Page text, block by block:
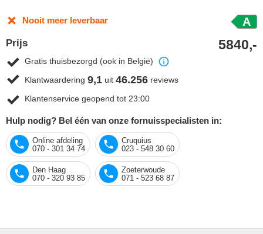
Nooit meer leverbaar A
Prijs 5840,-
Gratis thuisbezorgd (ook in België)
Klantwaardering 9,1 uit 46.256 reviews
Klantenservice geopend tot 23:00
Hulp nodig? Bel één van onze fornuisspecialisten in:
Online afdeling
070 - 301 34 74
Cruquius
023 - 548 30 60
Den Haag
070 - 320 93 85
Zoeterwoude
071 - 523 68 87